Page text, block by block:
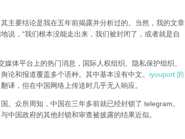
主要结论是我在五年前揭露并分析过的。当然，我的文章
说，“我们根本没能走出来，我们被封闭了，或者就是自
体平台上的热门消息，国际人权组织、隐私保护组织、
论和报道覆盖多个语种。其中基本没有中文。 iyouport 的
译，但在中国网络上传送时几乎无人响应。
。众所周知，中国在三年多前就已经封锁了 telegram。
中国政府的其他封锁和审查被披露的结果近似。